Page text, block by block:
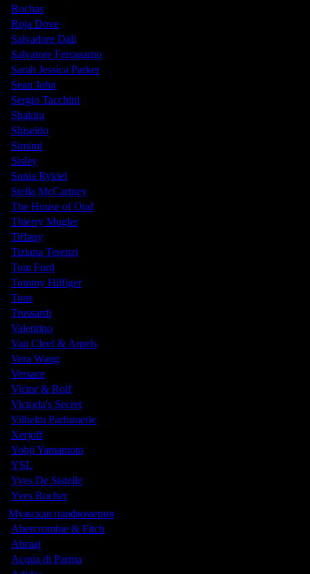
Rochas
Roja Dove
Salvadore Dali
Salvatore Ferragamo
Sarah Jessica Parker
Sean John
Sergio Tacchini
Shakira
Shiseido
Simimi
Sisley
Sonia Rykiel
Stella McCartney
The House of Oud
Thierry Mugler
Tiffany
Tiziana Terenzi
Tom Ford
Tommy Hilfiger
Tous
Trussardi
Valentino
Van Cleef & Arpels
Vera Wang
Versace
Victor & Rolf
Victoria's Secret
Vilhelm Parfumerie
Xerjoff
Yohji Yamamoto
YSL
Yves De Sistelle
Yves Rocher
Мужская парфюмерия
Abercrombie & Fitch
Abraaj
Acqua di Parma